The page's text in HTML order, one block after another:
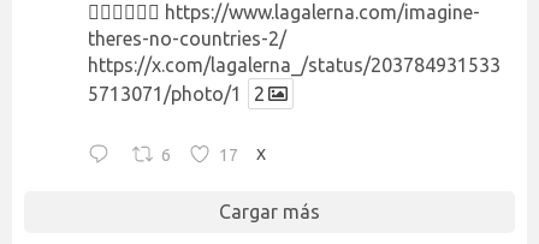
👉🏻👉🏻👉🏻 https://www.lagalerna.com/imagine-
theres-no-countries-2/
https://x.com/lagalerna_/status/203784931533
5713071/photo/1
2
6 17 X
Cargar más